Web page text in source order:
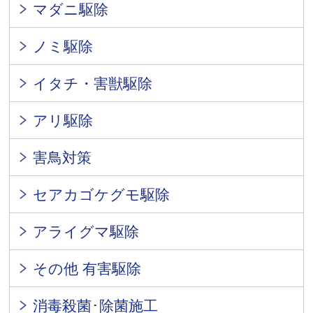
マダニ駆除
ノミ駆除
イタチ・害獣駆除
アリ駆除
害鳥対策
セアカゴケグモ駆除
アライグマ駆除
その他 有害駆除
消毒殺菌･除菌施工